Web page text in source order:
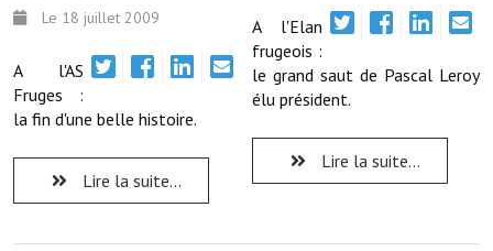
Elus et agents
L'équipe municipale
Le personnel municipal
Les moyens financiers
Note de synthèse financière
Le 18 juillet 2009
A l'AS
Fruges :
la fin d'une belle histoire.
Lire la suite...
A l'Elan
frugeois :
le grand saut de Pascal Leroy
élu président.
Lire la suite...